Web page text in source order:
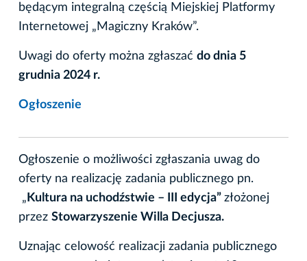
będącym integralną częścią Miejskiej Platformy
Internetowej „Magiczny Kraków”.
Uwagi do oferty można zgłaszać do dnia 5
grudnia 2024 r.
Ogłoszenie
Ogłoszenie o możliwości zgłaszania uwag do
oferty na realizację zadania publicznego pn.
„ Kultura na uchodźstwie – III edycja” złożonej
przez Stowarzyszenie Willa Decjusza.
Uznając celowość realizacji zadania publicznego